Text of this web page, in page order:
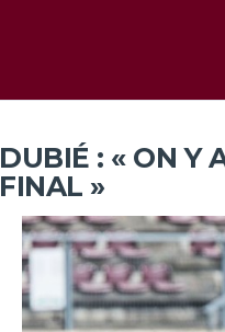
DUBIÉ : « ON Y
FINAL »